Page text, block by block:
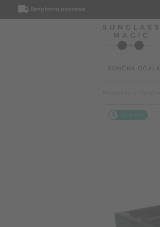
Bezpłatna dostawa
SONČNA OČALA
2-4 DNI